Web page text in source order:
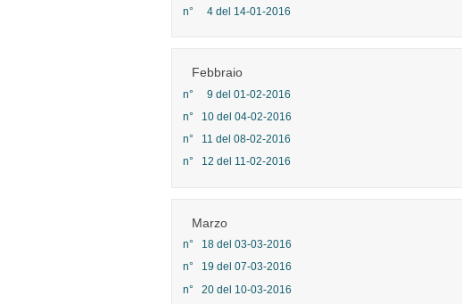
n° 4 del 14-01-2016
Febbraio
n° 9 del 01-02-2016
n° 10 del 04-02-2016
n° 11 del 08-02-2016
n° 12 del 11-02-2016
Marzo
n° 18 del 03-03-2016
n° 19 del 07-03-2016
n° 20 del 10-03-2016